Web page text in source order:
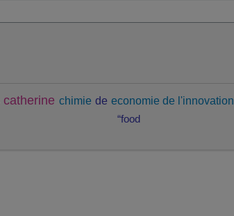
catherine chimie de economie de l'innovation
“food